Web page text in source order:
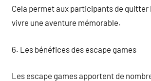
Cela permet aux participants de quitter
vivre une aventure mémorable.
6. Les bénéfices des escape games
Les escape games apportent de